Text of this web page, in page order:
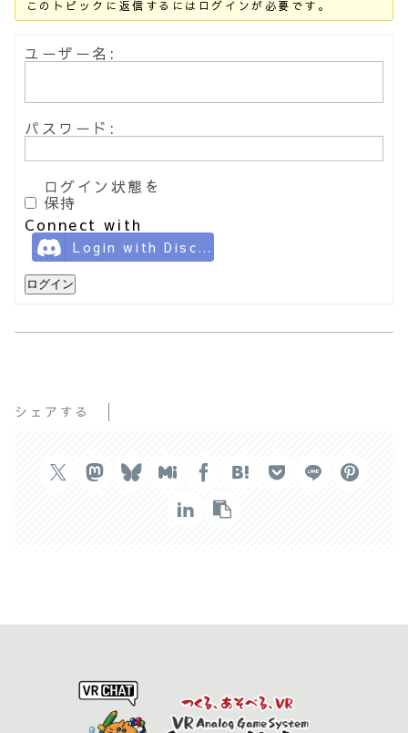
このトピックに返信するにはログインが必要です。
ユーザー名:
パスワード:
ログイン状態を
保持
Connect with
Login with Discord
ログイン
シェアする